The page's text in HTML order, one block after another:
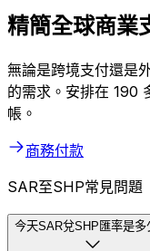
精簡全球商業
無論是跨境支付還是
的需求。安排在 190
帳。
商務付款
SAR至SHP常見問題
今天SAR兌SHP匯率是多